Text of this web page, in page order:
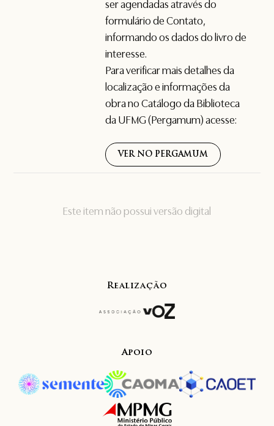
Este item não possui versão digital
ser agendadas através do
formulário deContato,
informando os dados do livro de
interesse.
Para verificar mais detalhes da
localização e informações da
obra no Catálogo da Biblioteca
da UFMG (Pergamum) acesse:
VER NO PERGAMUM
Realização
Apoio